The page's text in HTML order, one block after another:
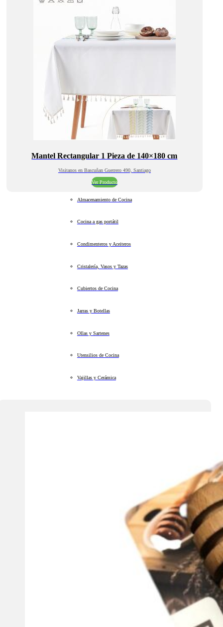
Mantel Rectangular 1 Pieza de 140×180 cm
Visitanos en Bascuñan Guerrero 490, Santiago
Ver Producto
Almacenamiento de Cocina
Cocina a gas portátil
Condimenteros y Aceiteros
Cristalería, Vasos y Tazas
Cubiertos de Cocina
Jarras y Botellas
Ollas y Sartenes
Utensilios de Cocina
Vajillas y Cerámica